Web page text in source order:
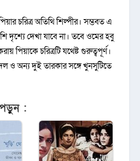
চরিত্র অতিথি শিল্পীর। সম্ভবত এ
দৃশ্যে দেখা যাবে না। তবে ওমের হবু
পিয়াকে চরিত্রটি যথেষ্ট গুরুত্বপূর্ণ।
ও অন্য দুই তারকার সঙ্গে খুনসুটিতে
: